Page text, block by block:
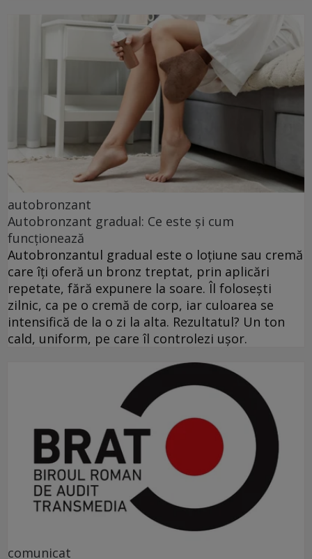
autobronzant
Autobronzant gradual: Ce este și cum
funcționează
Autobronzantul gradual este o loțiune sau cremă
care îți oferă un bronz treptat, prin aplicări
repetate, fără expunere la soare. Îl folosești
zilnic, ca pe o cremă de corp, iar culoarea se
intensifică de la o zi la alta. Rezultatul? Un ton
cald, uniform, pe care îl controlezi ușor.
comunicat